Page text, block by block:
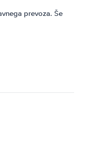
prevoza. Še